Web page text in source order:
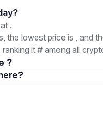
is today?
.
the lowest price is , and
ranking it # among all
?
are there?